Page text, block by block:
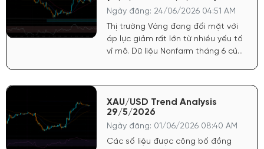
Ngày đăng: 24/06/2026 04:51 AM
Thị trường Vàng đang đối mặt với
áp lực giảm rất lớn từ nhiều yếu tố
vĩ mô. Dữ liệu Nonfarm tháng 6 của
chắc để trì hoãn lộ trình nới lỏng
tiền tệ, trực tiếp tước đi động lực
tăng giá mạnh nhất của vàng.
XAU/USD Trend Analysis
29/5/2026
Ngày đăng: 01/06/2026 08:40 AM
Các số liệu được công bố đồng